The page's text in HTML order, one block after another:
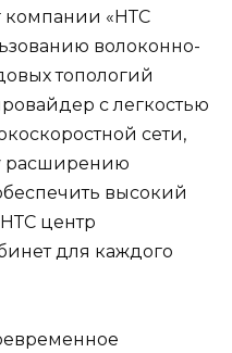
компании «НТС
волоконно-
топологий
с легкостью
сети,
расширению
высокий
центр
для каждого